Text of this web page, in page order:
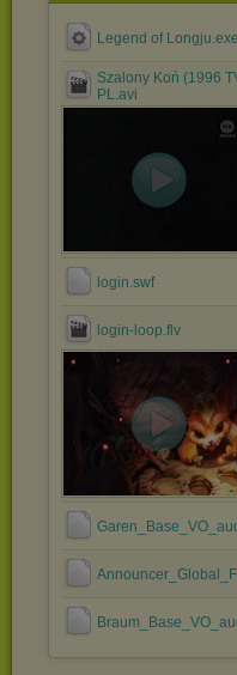
Legend of Longju.exe
Szalony Koń (1996
PL.avi
login.swf
login-loop.flv